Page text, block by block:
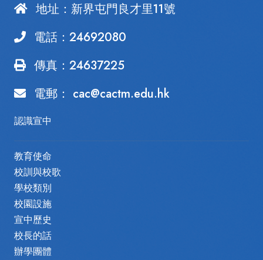
地址： 新界屯門良才里11號
電話： 24692080
傳真：24637225
電郵： cac@cactm.edu.hk
認識宣中
教育使命
校訓與校歌
學校類別
校園設施
宣中歷史
校長的話
辦學團體